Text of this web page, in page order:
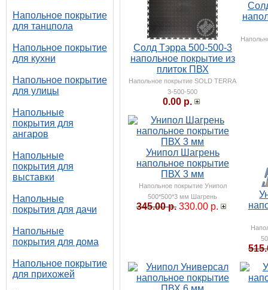
Напольное покрытие
для танцпола
Напольное покрытие
для кухни
Напольное покрытие
для улицы
Напольные
покрытия для
ангаров
Напольные
покрытия для
выставки
Напольные
покрытия для дачи
Напольные
покрытия для дома
Напольное покрытие
для прихожей
Солд Тэрра 500-500-3
напольное покрытие из
плиток ПВХ
Напольное покрытие SOLD TERRA
3-500-500
0.00 р.
Унипол Шагрень
напольное покрытие
ПВХ 3 мм
Напольное покрытие Унипол
500*500*3 мм Шагрень
345.00 р. 330.00 р.